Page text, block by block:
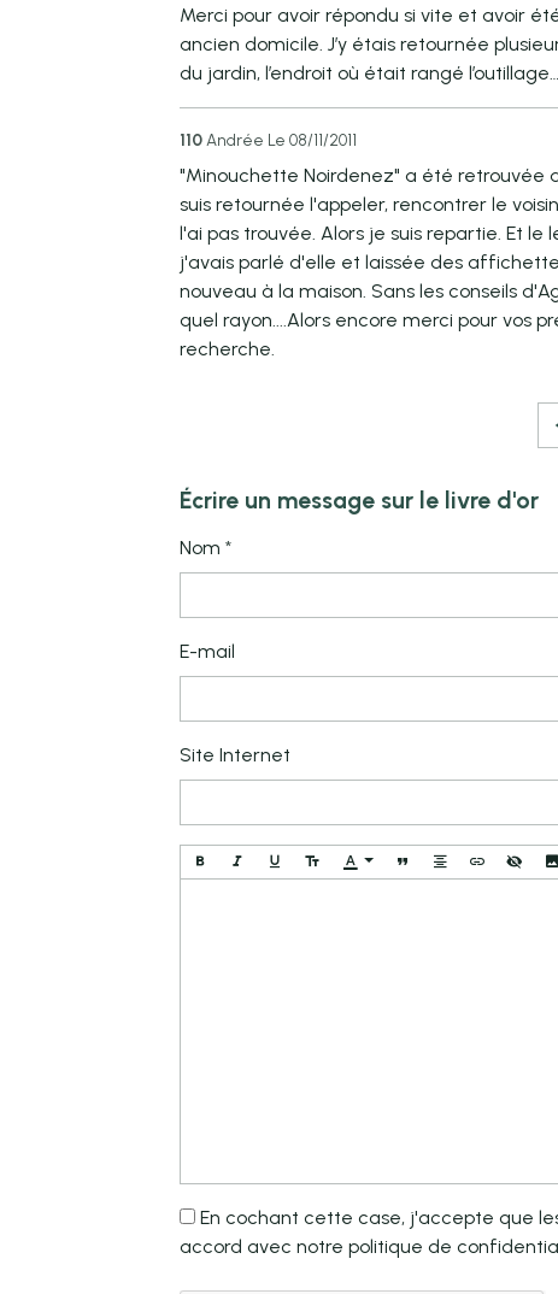
Merci pour avoir répondu si vite et avoir
ancien domicile. J’y étais retournée
du jardin, l’endroit où était rangé
110 Andrée Le 08/11/2011
"Minouchette Noirdenez" a été retrouvée
suis retournée l'appeler, rencontrer le
l'ai pas trouvée. Alors je suis repartie. Et
j'avais parlé d'elle et laissée des
nouveau à la maison. Sans les conseils
quel rayon....Alors encore merci pour vos
recherche.
Écrire un message sur le livre d'or
Nom
E-mail
Site Internet
En cochant cette case, j'accepte que
accord avec notre politique de